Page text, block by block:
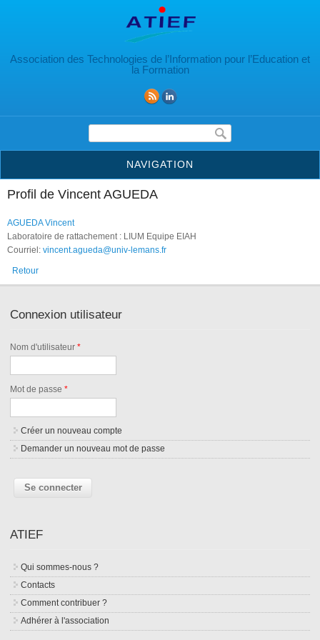
Association des Technologies de l’Information pour l’Education et
la Formation
Formulaire de recherche
NAVIGATION
Profil de Vincent AGUEDA
AGUEDA Vincent
Laboratoire de rattachement : LIUM Equipe EIAH
Courriel: vincent.agueda@univ-lemans.fr
Retour
Connexion utilisateur
Nom d'utilisateur*
Mot de passe*
Créer un nouveau compte
Demander un nouveau mot de passe
ATIEF
Qui sommes-nous ?
Contacts
Comment contribuer ?
Adhérer à l'association